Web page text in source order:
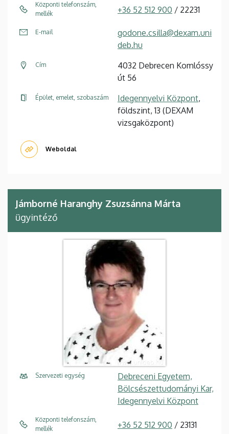
Központi telefonszám,
mellék
+36 52 512 900 / 22231
E-mail
godone.csilla@dexam.uni
deb.hu
Cím
4032 Debrecen Komlóssy
út 56
Épület, emelet, szobaszám Idegennyelvi Központ,
földszint, 13 (DEXAM
vizsgaközpont)
Weboldal
Jámborné Haranghy Zsuzsánna Márta
ügyintéző
Szervezeti egység
Debreceni Egyetem,
Bölcsészettudományi Kar,
Idegennyelvi Központ
Központi telefonszám,
mellék
+36 52 512 900 / 23131